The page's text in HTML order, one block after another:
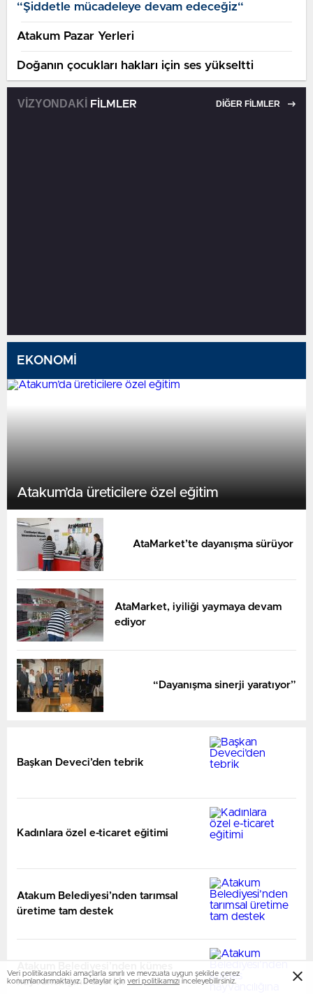
“Şiddetle mücadeleye devam edeceğiz“
Atakum Pazar Yerleri
Doğanın çocukları hakları için ses yükseltti
VİZYONDAKİ FİLMLER DİĞER FİLMLER
EKONOMİ
Atakum’da üreticilere özel eğitim
AtaMarket’te dayanışma sürüyor
AtaMarket, iyiliği yaymaya devam
ediyor
“Dayanışma sinerji yaratıyor”
Başkan Deveci’den tebrik
Kadınlara özel e-ticaret eğitimi
Atakum Belediyesi’nden tarımsal
üretime tam destek
hayvancılığına destek
Veri politikasındaki amaçlarla sınırlı ve mevzuata uygun şekilde çerez
konumlandırmaktayız. Detaylar için veri politikamızı inceleyebilirsiniz.